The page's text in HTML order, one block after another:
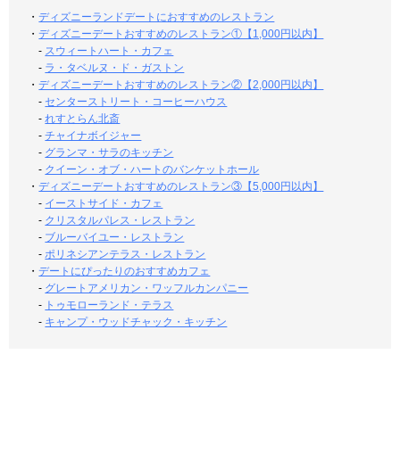
・ディズニーランドデートにおすすめのレストラン
・ディズニーデートおすすめのレストラン①【1,000円以内】
- スウィートハート・カフェ
- ラ・タベルヌ・ド・ガストン
・ディズニーデートおすすめのレストラン②【2,000円以内】
- センターストリート・コーヒーハウス
-れすとらん北斎
-チャイナボイジャー
- グランマ・サラのキッチン
- クイーン・オブ・ハートのバンケットホール
・ディズニーデートおすすめのレストラン③【5,000円以内】
- イーストサイド・カフェ
- クリスタルパレス・レストラン
- ブルーバイユー・レストラン
-ポリネシアンテラス・レストラン
・デートにぴったりのおすすめカフェ
- グレートアメリカン・ワッフルカンパニー
- トゥモローランド・テラス
- キャンプ・ウッドチャック・キッチン